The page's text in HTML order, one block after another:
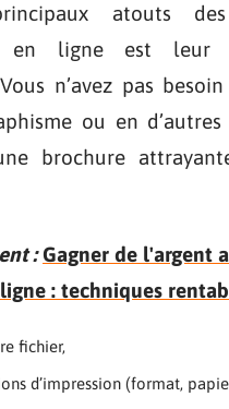
atouts des
en ligne est leur
n’avez pas
ou en d’autres
brochure
: Gagner de l'argent
: techniques
fichier,
d’impression (format,